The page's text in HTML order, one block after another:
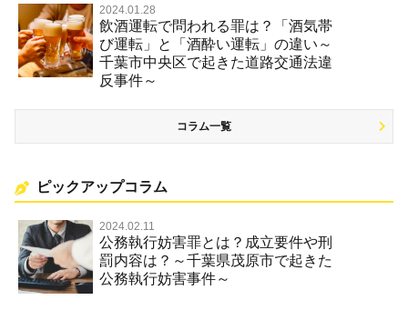
2024.01.28
飲酒運転で問われる罪は？「酒気帯
び運転」と「酒酔い運転」の違い～
千葉市中央区で起きた道路交通法違
反事件～
コラム一覧
ピックアップコラム
2024.02.11
公務執行妨害罪とは？成立要件や刑
罰内容は？～千葉県茂原市で起きた
公務執行妨害事件～